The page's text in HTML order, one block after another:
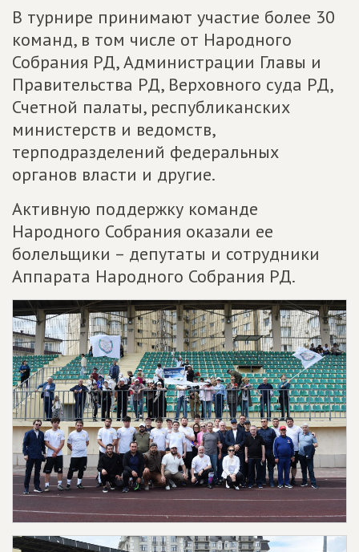
В турнире принимают участие более 30
команд, в том числе от Народного
Собрания РД, Администрации Главы и
Правительства РД, Верховного суда РД,
Счетной палаты, республиканских
министерств и ведомств,
терподразделений федеральных
органов власти и другие.
Активную поддержку команде
Народного Собрания оказали ее
болельщики – депутаты и сотрудники
Аппарата Народного Собрания РД.